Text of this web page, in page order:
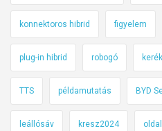
konnektoros hibrid figyelem
plug-in hibrid robogó
TTS példamutatás BYD
leállósáv kresz2024